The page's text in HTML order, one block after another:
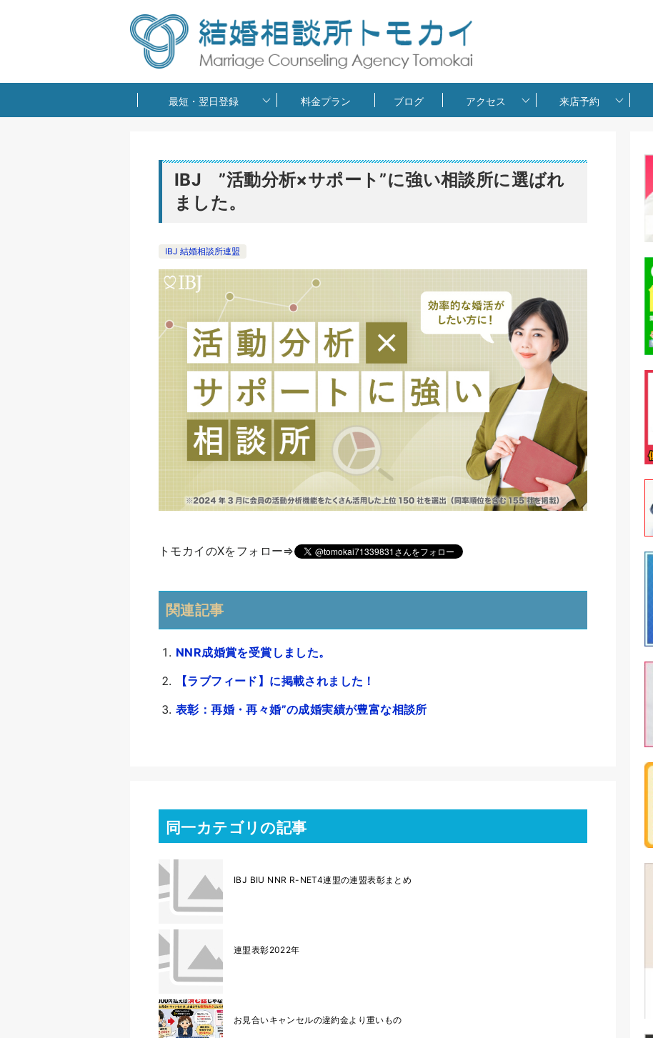
最短・翌日登録 料金プラン ブログ アクセス 来店予約
IBJ ”活動分析×サポート”に強い相談所に選ばれ
ました。
IBJ 結婚相談所連盟
トモカイのXをフォロー⇒
関連記事
NNR成婚賞を受賞しました。
【ラブフィード】に掲載されました！
表彰：再婚・再々婚”の成婚実績が豊富な相談所
同一カテゴリの記事
IBJ BIU NNR R-NET4連盟の連盟表彰まとめ
連盟表彰2022年
お見合いキャンセルの違約金より重いもの